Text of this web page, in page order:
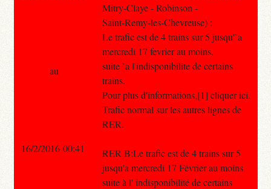
Mitry-Claye - Robinson -
Saint-Remy-les-Chevreuse) :
Le trafic est de 4 trains sur 5 jusqu'`a
mercredi 17 fevrier au moins,
suite `a l'indisponibilite de certains
trains.
Pour plus d'informations,[1] cliquer ici.
Trafic normal sur les autres lignes de
RER.
RER B:Le trafic est de 4 trains sur 5
jusqu'a mercredi 17 Février au moins
suite à l' indisponibilité de certains
au
16/2/2016 00:41